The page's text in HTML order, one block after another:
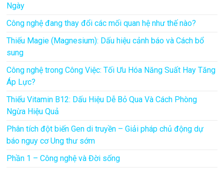
Ngày
Công nghệ đang thay đổi các mối quan hệ như thế nào?
Thiếu Magie (Magnesium): Dấu hiệu cảnh báo và Cách bổ
sung
Công nghệ trong Công Việc: Tối Ưu Hóa Năng Suất Hay Tăng
Áp Lực?
Thiếu Vitamin B12: Dấu Hiệu Dễ Bỏ Qua Và Cách Phòng
Ngừa Hiệu Quả
Phân tích đột biến Gen di truyền – Giải pháp chủ động dự
báo nguy cơ Ung thư sớm
Phần 1 – Công nghệ và Đời sống